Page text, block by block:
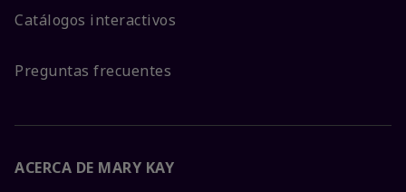
Catálogos interactivos
Preguntas frecuentes
ACERCA DE MARY KAY